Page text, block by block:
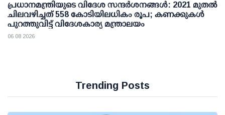
പ്രധാനമന്ത്രിയുടെ വിദേശ സന്ദർശനങ്ങൾ: 2021 മുതൽ
ചിലവഴിച്ചത് 558 കോടിയിലധികം രൂപ; കണക്കുകൾ
പുറത്തുവിട്ട് വിദേശകാര്യ മന്ത്രാലയം
06 08 2026
Trending Posts